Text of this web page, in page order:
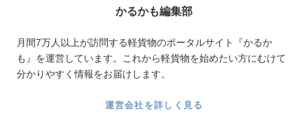
かるかも編集部
月間7万人以上が訪問する軽貨物のポータルサイト『かるか
も』を運営しています。これから軽貨物を始めたい方にむけて
分かりやすく情報をお届けします。
運営会社を詳しく見る